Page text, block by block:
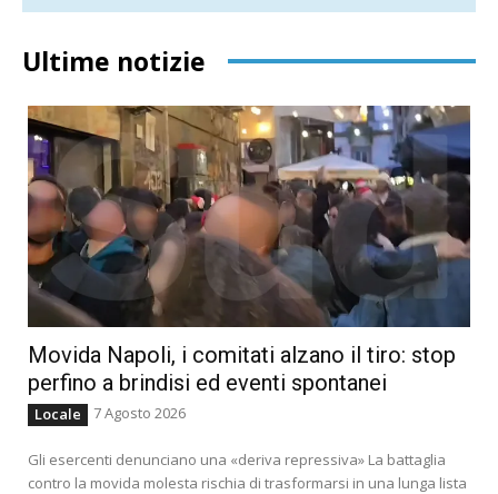
Ultime notizie
Movida Napoli, i comitati alzano il tiro: stop
perfino a brindisi ed eventi spontanei
Locale 7 Agosto 2026
Gli esercenti denunciano una «deriva repressiva» La battaglia
contro la movida molesta rischia di trasformarsi in una lunga lista